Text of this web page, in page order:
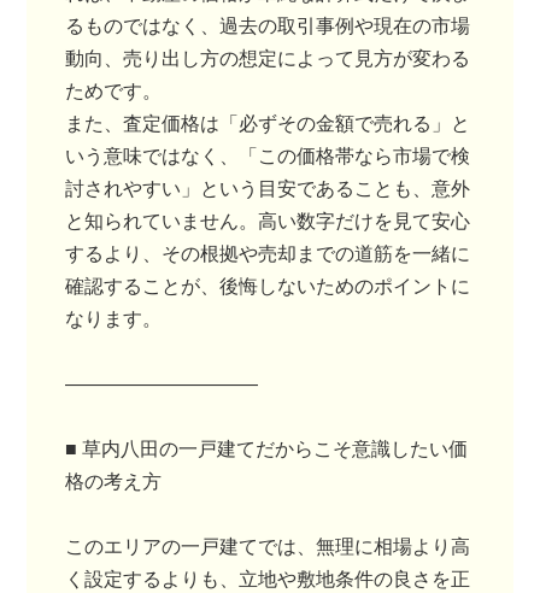
るものではなく、過去の取引事例や現在の市場
動向、売り出し方の想定によって見方が変わる
ためです。
また、査定価格は「必ずその金額で売れる」と
いう意味ではなく、「この価格帯なら市場で検
討されやすい」という目安であることも、意外
と知られていません。高い数字だけを見て安心
するより、その根拠や売却までの道筋を一緒に
確認することが、後悔しないためのポイントに
なります。
――――――――――
■ 草内八田の一戸建てだからこそ意識したい価
格の考え方
このエリアの一戸建てでは、無理に相場より高
く設定するよりも、立地や敷地条件の良さを正